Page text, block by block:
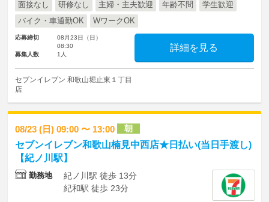
面接なし 研修なし 主婦・主夫歓迎 年齢不問
学生歓迎
バイク・車通勤OK
WワークOK
応募締切
08月23日（日）
08:30
募集人数
1人
詳細を見る
セブンイレブン 和歌山堀止東１丁目
店
08/23 (日) 09:00 〜 13:00 朝
セブンイレブン和歌山楠見中西店★日払い(当日手渡し)
【紀ノ川駅】
勤務地
紀ノ川駅 徒歩 13分
紀和駅 徒歩 23分